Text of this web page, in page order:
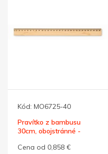
Kód: MO6725-40
Pravítko z bambusu
30cm, obojstránné -
Cena od 0,858 €